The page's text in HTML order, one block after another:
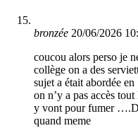
bronzée 20/06/2026
coucou alors perso je
collège on a des
sujet a était abordée
on n’y a pas accès
y vont pour fumer
quand meme